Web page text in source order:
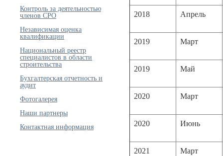
Контроль за деятельностью
членов СРО
Независимая оценка
квалификации
Национальный реестр
специалистов в области
строительства
Бухгалтерская отчетность и
аудит
Фотогалерея
Наши партнеры
Контактная информация
2018 Апрель
2019 Март
2019 Май
2020 Март
2020 Июнь
2021 Март